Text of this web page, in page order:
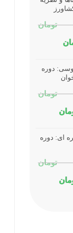
تومان
تومان
است.
دوره
تومان
است.
ای: دوره
تومان